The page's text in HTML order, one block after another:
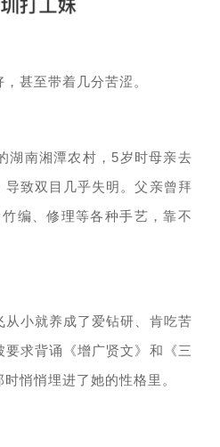
甚至带着几分苦涩。
湖南湘潭农村，5岁时母亲去
致双目几乎失明。父亲曾拜
编、修理等各种手艺，靠不
小就养成了爱钻研、肯吃苦
求背诵《增广贤文》和《三
悄悄埋进了她的性格里。